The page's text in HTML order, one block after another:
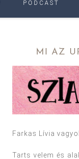
PODCAST
MI AZ
Farkas Lívia
Tarts velem és